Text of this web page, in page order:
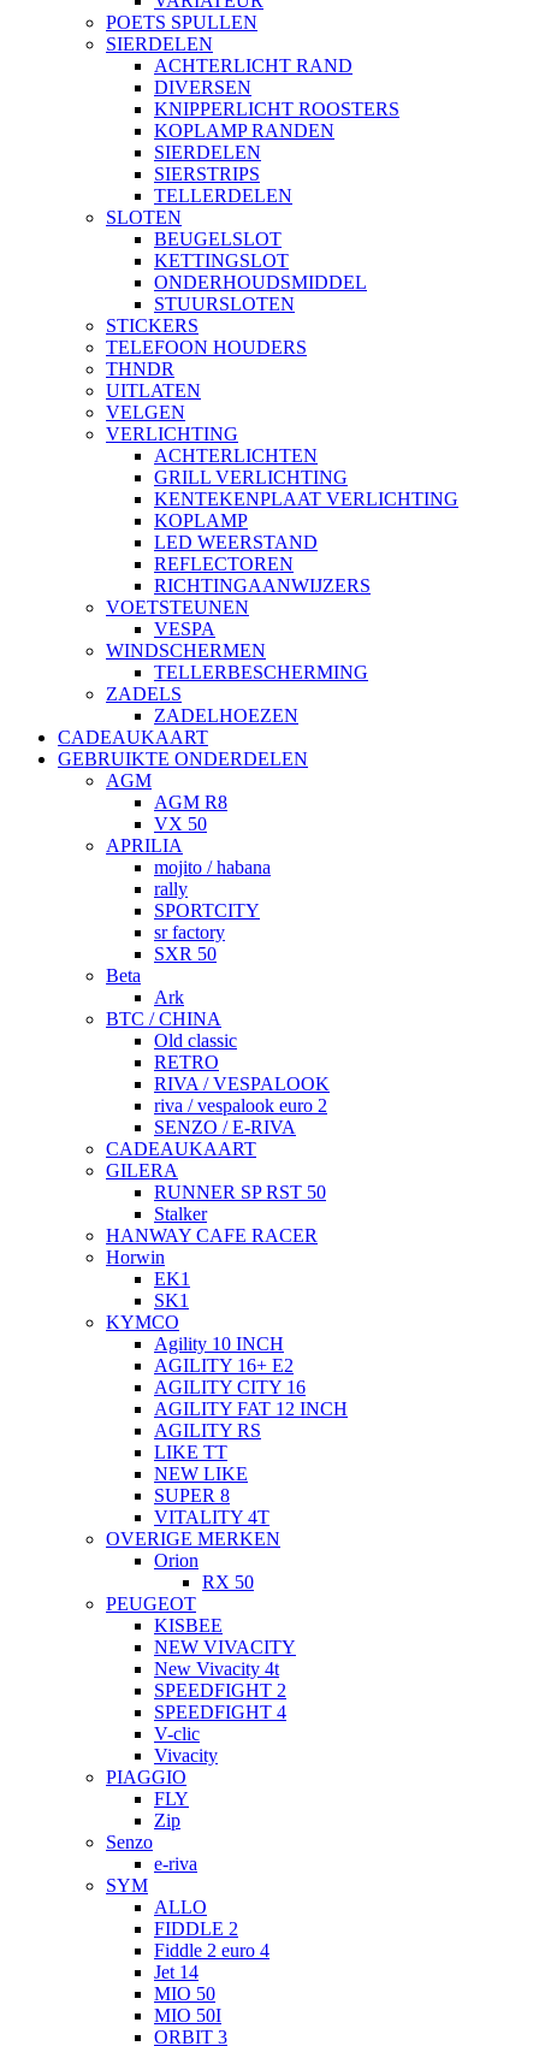
POETS SPULLEN
SIERDELEN
ACHTERLICHT RAND
DIVERSEN
KNIPPERLICHT ROOSTERS
KOPLAMP RANDEN
SIERDELEN
SIERSTRIPS
TELLERDELEN
SLOTEN
BEUGELSLOT
KETTINGSLOT
ONDERHOUDSMIDDEL
STUURSLOTEN
STICKERS
TELEFOON HOUDERS
THNDR
UITLATEN
VELGEN
VERLICHTING
ACHTERLICHTEN
GRILL VERLICHTING
KENTEKENPLAAT VERLICHTING
KOPLAMP
LED WEERSTAND
REFLECTOREN
RICHTINGAANWIJZERS
VOETSTEUNEN
VESPA
WINDSCHERMEN
TELLERBESCHERMING
ZADELS
ZADELHOEZEN
CADEAUKAART
GEBRUIKTE ONDERDELEN
AGM
AGM R8
VX 50
APRILIA
mojito / habana
rally
SPORTCITY
sr factory
SXR 50
Beta
Ark
BTC / CHINA
Old classic
RETRO
RIVA / VESPALOOK
riva / vespalook euro 2
SENZO / E-RIVA
CADEAUKAART
GILERA
RUNNER SP RST 50
Stalker
HANWAY CAFE RACER
Horwin
EK1
SK1
KYMCO
Agility 10 INCH
AGILITY 16+ E2
AGILITY CITY 16
AGILITY FAT 12 INCH
AGILITY RS
LIKE TT
NEW LIKE
SUPER 8
VITALITY 4T
OVERIGE MERKEN
Orion
RX 50
PEUGEOT
KISBEE
NEW VIVACITY
New Vivacity 4t
SPEEDFIGHT 2
SPEEDFIGHT 4
V-clic
Vivacity
PIAGGIO
FLY
Zip
Senzo
e-riva
SYM
ALLO
FIDDLE 2
Fiddle 2 euro 4
Jet 14
MIO 50
MIO 50I
ORBIT 3